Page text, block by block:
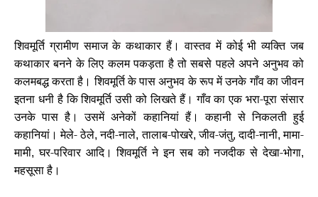
शिवमूर्ति ग्रामीण समाज के कथाकार हैं। वास्तव में कोई भी व्यक्ति जब
कथाकार बनने के लिए कलम पकड़ता है तो सबसे पहले अपने अनुभव को
कलमबद्ध करता है। शिवमूर्ति के पास अनुभव के रूप में उनके गाँव का जीवन
इतना धनी है कि शिवमूर्ति उसी को लिखते हैं। गाँव का एक भरा-पूरा संसार
उनके पास है। उसमें अनेकों कहानियां हैं। कहानी से निकलती हुई
कहानियां। मेले- ठेले,नदी-नाले,तालाब-पोखरे,जीव-जंतु,दादी-नानी,मामा-
मामी,घर-परिवार आदि। शिवमूर्ति ने इन सब को नजदीक से देखा-भोगा,
महसूसा है।